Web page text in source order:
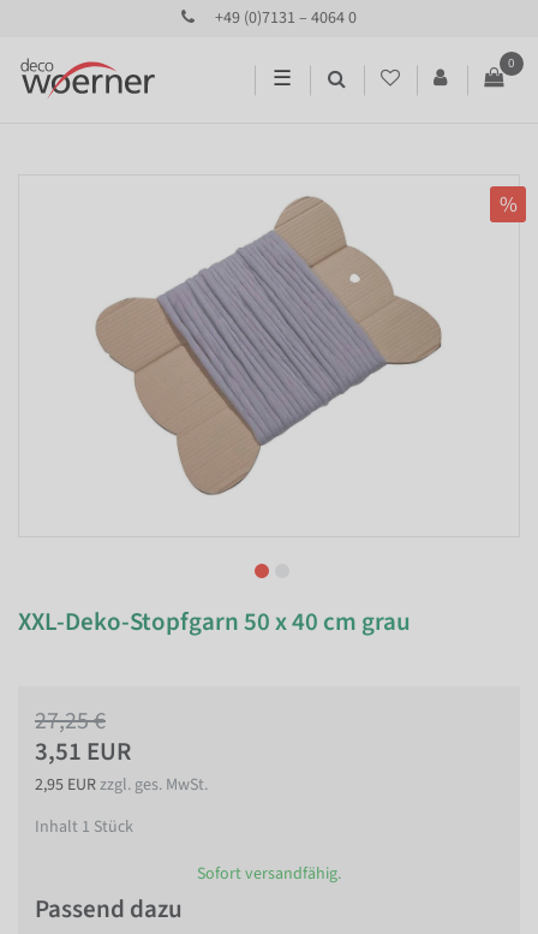
+49 (0)7131 – 4064 0
☰
0
%
XXL-Deko-Stopfgarn 50 x 40 cm grau
27,25 €
3,51 EUR
2,95 EURzzgl. ges. MwSt.
Inhalt 1 Stück
Sofort versandfähig.
Passend dazu